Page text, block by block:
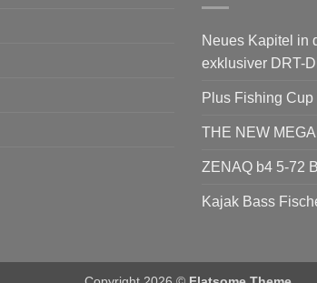
Neues Kapitel in
exklusiver DRT-
Plus Fishing
THE NEW
ZENAQ b4 5-72
Kajak Bass